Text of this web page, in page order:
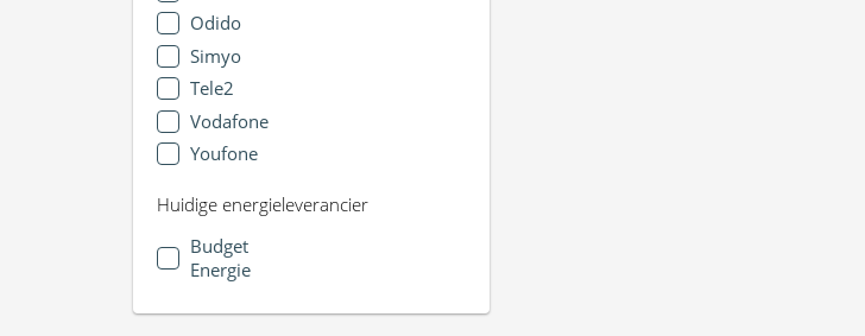
Odido
Simyo
Tele2
Vodafone
Youfone
Huidige energieleverancier
Budget
Energie